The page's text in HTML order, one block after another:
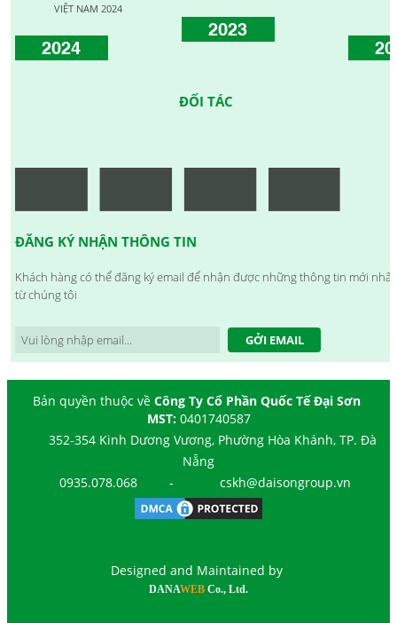
VIỆT NAM 2024
2024
2023
ĐỐI TÁC
ĐĂNG KÝ NHẬN THÔNG TIN
Khách hàng có thể đăng ký email để nhận được những thông tin mới nhất
từ chúng tôi
GỞI EMAIL
Bản quyền thuộc về Công Ty Cổ Phần Quốc Tế Đại Sơn
MST: 0401740587
352-354 Kinh Dương Vương, Phường Hòa Khánh, TP. Đà
Nẵng
0935.078.068
- cskh@daisongroup.vn
Designed and Maintained by
DANAWEB Co., Ltd.